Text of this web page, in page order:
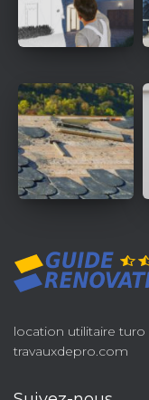
location utilitaire turo
travauxdepro.com